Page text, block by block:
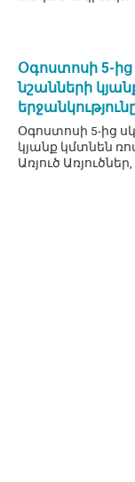
Օգոստոսի 5-
նշանների
Օգոստոսի 5-ից
կյանք կմտնեն
Առյուծ Առյուծներ,